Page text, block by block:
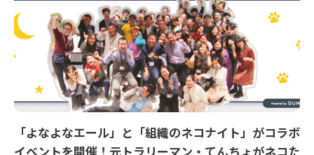
「よなよなエール」と「組織のネコナイト」がコラボ
イベントを開催！元トラリーマン・てんちょがネコた